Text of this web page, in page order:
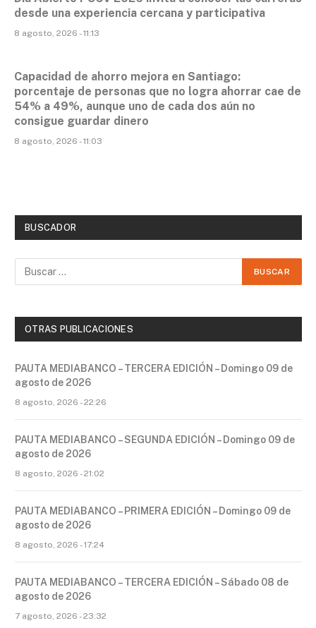
desde una experiencia cercana y participativa
8 agosto, 2026 - 11:13
Capacidad de ahorro mejora en Santiago:
porcentaje de personas que no logra ahorrar cae de
54% a 49%, aunque uno de cada dos aún no
consigue guardar dinero
8 agosto, 2026 - 11:03
BUSCADOR
OTRAS PUBLICACIONES
PAUTA MEDIABANCO – TERCERA EDICIÓN – Domingo 09 de
agosto de 2026
8 agosto, 2026 - 22:26
PAUTA MEDIABANCO – SEGUNDA EDICIÓN – Domingo 09 de
agosto de 2026
8 agosto, 2026 - 21:02
PAUTA MEDIABANCO – PRIMERA EDICIÓN – Domingo 09 de
agosto de 2026
8 agosto, 2026 - 17:24
PAUTA MEDIABANCO – TERCERA EDICIÓN – Sábado 08 de
agosto de 2026
7 agosto, 2026 - 23:32